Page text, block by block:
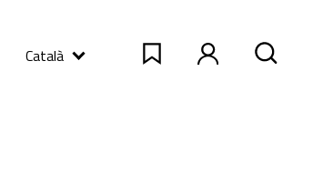
Català